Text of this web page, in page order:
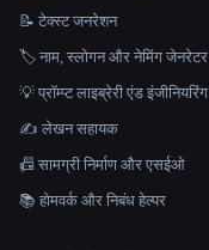
📝 टेक्स्ट जनरेशन
🏷️ नाम, स्लोगन और नेमिंग जेनरेटर
💡 प्रॉम्प्ट लाइब्रेरी एंड इंजीनियरिंग
✍️ लेखन सहायक
📠 सामग्री निर्माण और एसईओ
📚 होमवर्क और निबंध हेल्पर